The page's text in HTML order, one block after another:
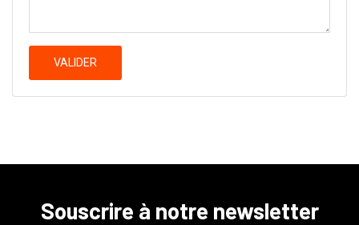
VALIDER
Souscrire à notre newsletter